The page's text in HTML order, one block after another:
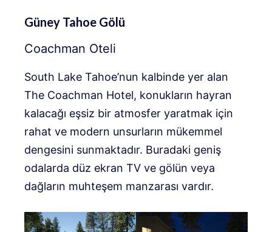
Güney Tahoe Gölü
Coachman Oteli
South Lake Tahoe’nun kalbinde yer alan
The Coachman Hotel, konukların hayran
kalacağı eşsiz bir atmosfer yaratmak için
rahat ve modern unsurların mükemmel
dengesini sunmaktadır. Buradaki geniş
odalarda düz ekran TV ve gölün veya
dağların muhteşem manzarası vardır.